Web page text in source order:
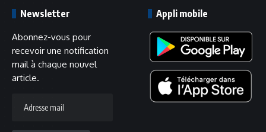
Newsletter
Abonnez-vous pour
recevoir une notification
mail à chaque nouvel
article.
mail
Appli mobile